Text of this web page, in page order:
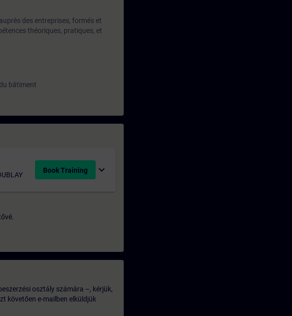
des entreprises, formés et
théoriques, pratiques, et
bâtiment
Book Training expand_more
osztály számára –, kérjük,
követően e-mailben elküldjük